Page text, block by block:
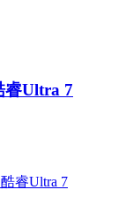
睿Ultra 7